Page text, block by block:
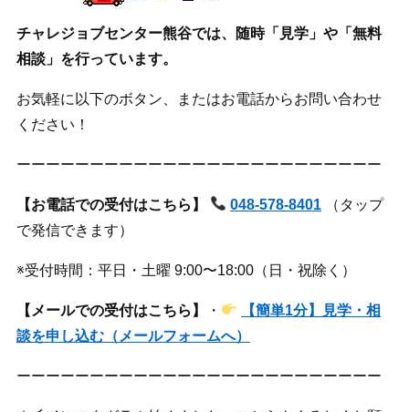
チャレジョブセンター熊谷では、随時「見学」や「無料
相談」を行っています。
お気軽に以下のボタン、またはお電話からお問い合わせ
ください！
ーーーーーーーーーーーーーーーーーーーーーーーーー
【お電話での受付はこちら】 048-578-8401 （タップ
で発信できます）
※受付時間：平日・土曜 9:00〜18:00（日・祝除く）
【メールでの受付はこちら】 ・
【簡単1分】見学・相
談を申し込む（メールフォームへ）
ーーーーーーーーーーーーーーーーーーーーーーーーー